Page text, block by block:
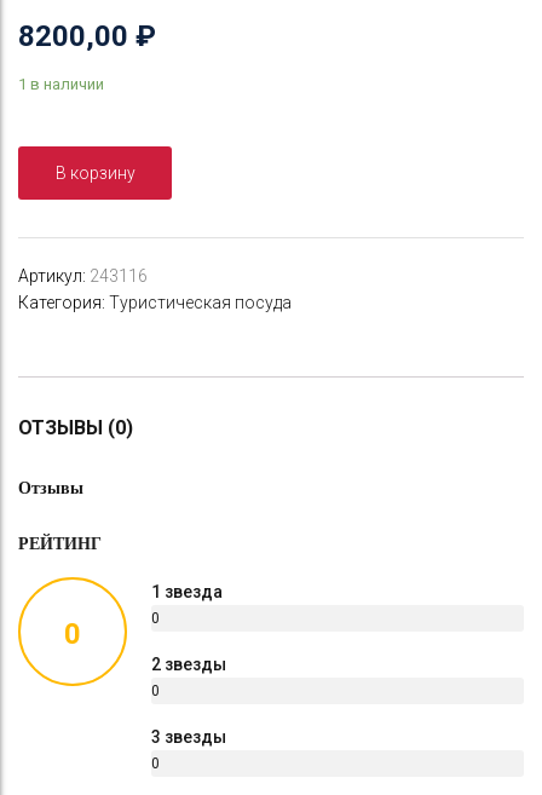
8200,00 ₽
1 в наличии
В корзину
Артикул: 243116
Категория: Туристическая посуда
ОТЗЫВЫ (0)
Отзывы
РЕЙТИНГ
0
1 звезда
0
2 звезды
0
3 звезды
0